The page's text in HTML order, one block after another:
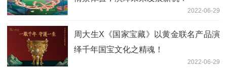
2022-06-29
周大生X《国家宝藏》以黄金联名产品演
绎千年国宝文化之精魂！
2022-06-29